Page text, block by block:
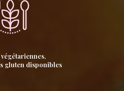
gluten disponibles